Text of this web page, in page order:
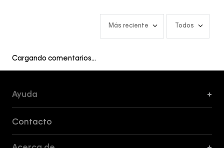
Más reciente Todos
Cargando comentarios…
Ayuda +
Contacto